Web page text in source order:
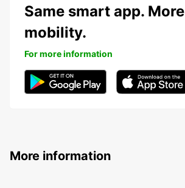
Same smart app. More
mobility.
For more information
More information